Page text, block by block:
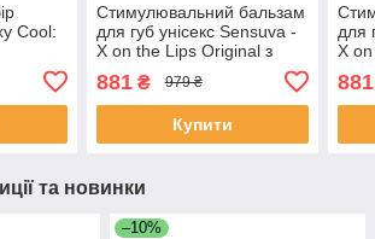
Cool:
Стимулювальний бальзам
для губ унісекс Sensuva -
X on the Lips Original з
881₴ 979 ₴
Купити
для
X
881
та новинки
–10%